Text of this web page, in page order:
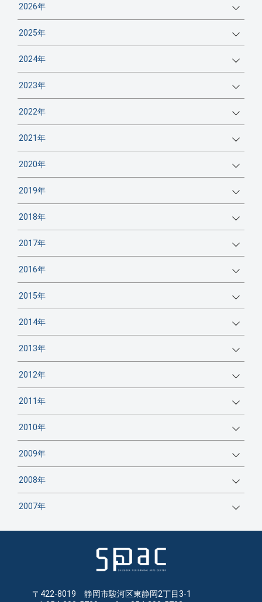
2026年
2025年
2024年
2023年
2022年
2021年
2020年
2019年
2018年
2017年
2016年
2015年
2014年
2013年
2012年
2011年
2010年
2009年
2008年
2007年
〒422-8019 静岡市駿河区東静岡2丁目3-1